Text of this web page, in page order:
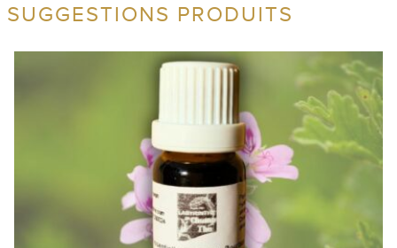
SUGGESTIONS PRODUITS